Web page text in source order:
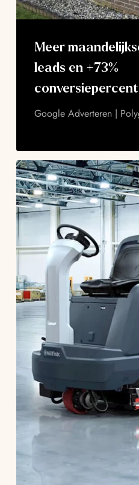
Meer
leads en +73%
Google Adverteren |